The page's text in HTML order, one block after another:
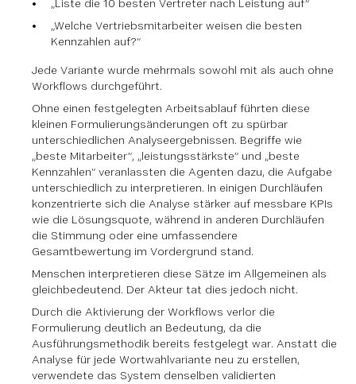
„Liste die 10 besten Vertreter nach Leistung auf“
„Welche Vertriebsmitarbeiter weisen die besten
Kennzahlen auf?“
Jede Variante wurde mehrmals sowohl mit als auch ohne
Workflows durchgeführt.
Ohne einen festgelegten Arbeitsablauf führten diese
kleinen Formulierungsänderungen oft zu spürbar
unterschiedlichen Analyseergebnissen. Begriffe wie
„beste Mitarbeiter“, „leistungsstärkste“ und „beste
Kennzahlen“ veranlassten die Agenten dazu, die Aufgabe
unterschiedlich zu interpretieren. In einigen Durchläufen
konzentrierte sich die Analyse stärker auf messbare KPIs
wie die Lösungsquote, während in anderen Durchläufen
die Stimmung oder eine umfassendere
Gesamtbewertung im Vordergrund stand.
Menschen interpretieren diese Sätze im Allgemeinen als
gleichbedeutend. Der Akteur tat dies jedoch nicht.
Durch die Aktivierung der Workflows verlor die
Formulierung deutlich an Bedeutung, da die
Ausführungsmethodik bereits festgelegt war. Anstatt die
Analyse für jede Wortwahlvariante neu zu erstellen,
verwendete das System denselben validierten